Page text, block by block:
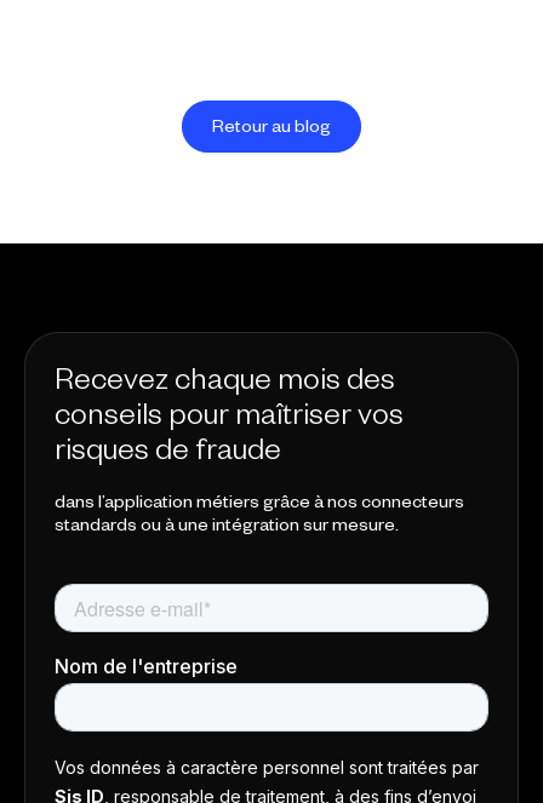
Retour au blog
Recevez chaque mois des
conseils pour maîtriser vos
risques de fraude
dans l’application métiers grâce à nos connecteurs
standards ou à une intégration sur mesure.